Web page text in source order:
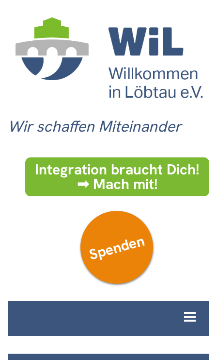
Wir schaffen Miteinander
Integration braucht Dich!
➟ Mach mit!
Spenden